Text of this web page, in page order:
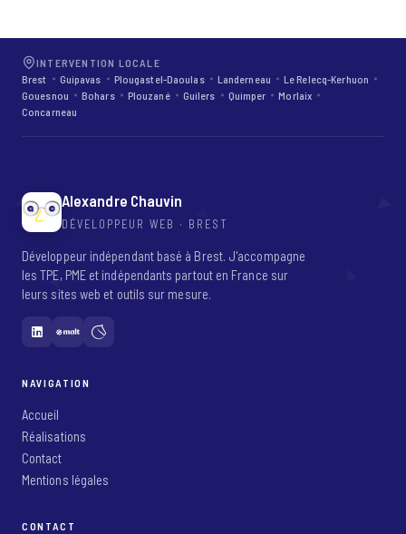
INTERVENTION LOCALE
Brest
Guipavas Plougastel-Daoulas Landerneau
Le Relecq-Kerhuon
Gouesnou
Bohars Plouzané Guilers Quimper
Morlaix
Concarneau
Alexandre Chauvin
DÉVELOPPEUR WEB · BREST
Développeur indépendant basé à Brest. J'accompagne
les TPE, PME et indépendants partout en France sur
leurs sites web et outils sur mesure.
NAVIGATION
Accueil
Réalisations
Contact
Mentions légales
CONTACT